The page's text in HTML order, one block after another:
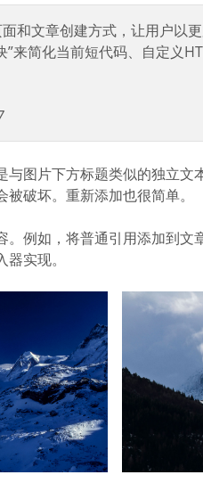
和文章创建方式，让用户以
”来简化当前短代码、自定义
与图片下方标题类似的独立文
破坏。重新添加也很简单。
。例如，将普通引用添加到文
实现。